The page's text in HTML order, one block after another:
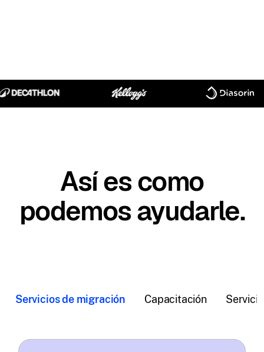
Así es como
podemos ayudarle.
Servicios de migración Capacitación